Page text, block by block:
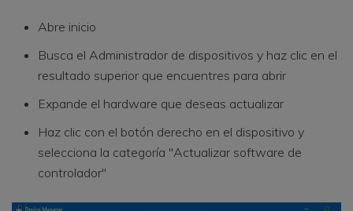
Abre inicio
Busca el Administrador de dispositivos y haz clic en el
resultado superior que encuentres para abrir
Expande el hardware que deseas actualizar
Haz clic con el botón derecho en el dispositivo y
selecciona la categoría "Actualizar software de
controlador"